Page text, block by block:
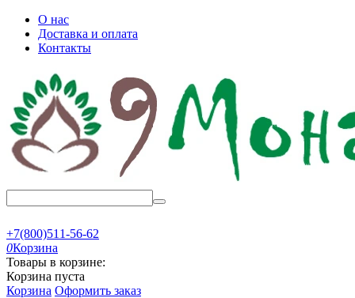
О нас
Доставка и оплата
Контакты
+7(800)511-56-62
0Корзина
Товары в корзине:
Корзина пуста
Корзина Оформить заказ